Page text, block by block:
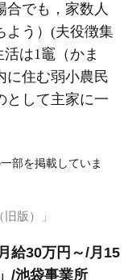
でも， 家数人
よう）(夫役徴集
は1竈（かま
に住む弱小農民
として主家に一
部を掲載していま
版）」
給30万円～/月15
/池袋事業所